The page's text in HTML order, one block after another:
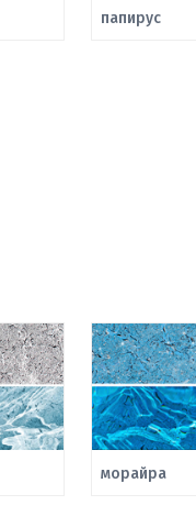
папирус
морайра